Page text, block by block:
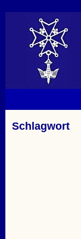
Schlagwort